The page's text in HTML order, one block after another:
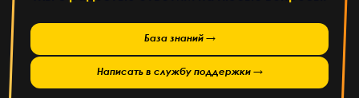
База знаний →
Написать в службу поддержки →